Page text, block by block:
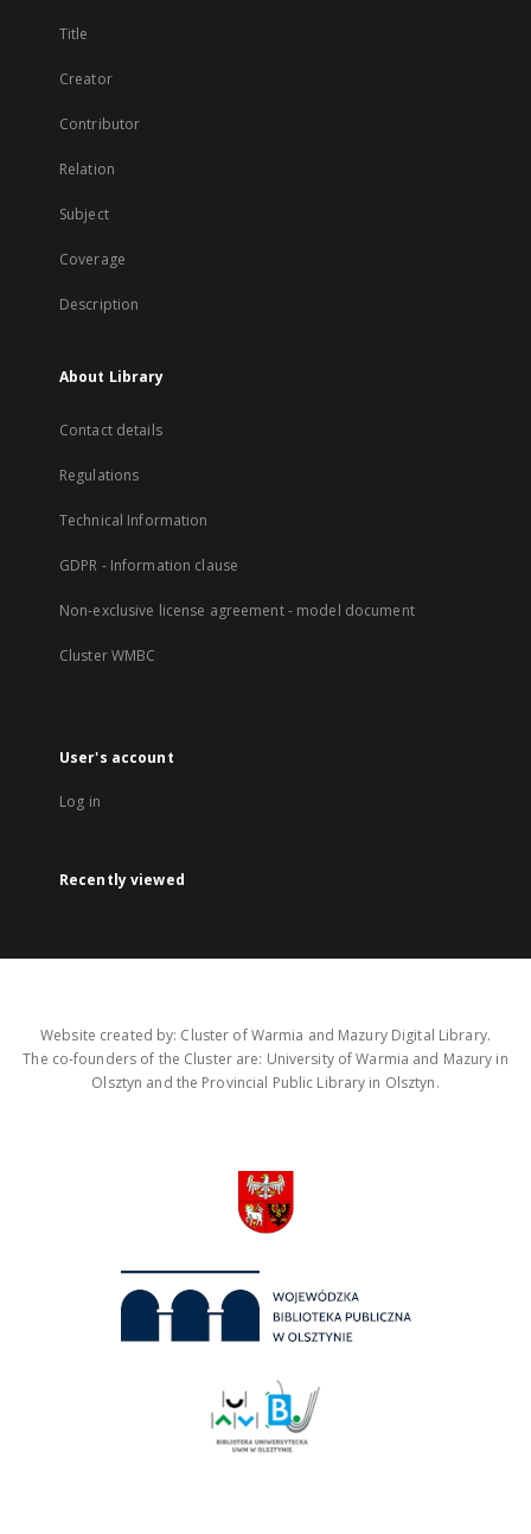
Title
Creator
Contributor
Relation
Subject
Coverage
Description
About Library
Contact details
Regulations
Technical Information
GDPR - Information clause
Non-exclusive license agreement - model document
Cluster WMBC
User's account
Log in
Recently viewed
Website created by: Cluster of Warmia and Mazury Digital Library.
The co-founders of the Cluster are: University of Warmia and Mazury in
Olsztyn and the Provincial Public Library in Olsztyn.